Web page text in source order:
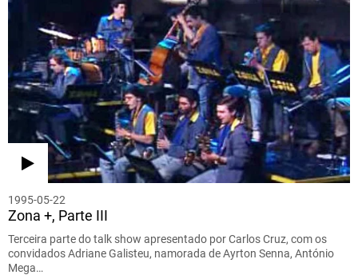
1995-05-22
Zona +, Parte III
Terceira parte do talk show apresentado por Carlos Cruz, com os
convidados Adriane Galisteu, namorada de Ayrton Senna, António
Mega…